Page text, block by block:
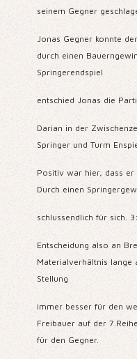
seinem Gegner
Jonas Gegner konnte
durch einen
Springerendspiel
entschied Jonas die
Darian in der
Springer und Turm
Positiv war hier, dass er
Durch einen
schlussendlich für sich.
Entscheidung also an
Materialverhältnis lange
Stellung
immer besser für den
Freibauer auf der
für den Gegner.